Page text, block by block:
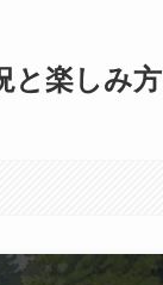
と楽しみ方